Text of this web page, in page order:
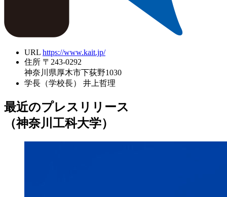
URL https://www.kait.jp/
住所 〒243-0292
神奈川県厚木市下荻野1030
学長（学校長）
井上哲理
最近のプレスリリース
（神奈川工科大学）